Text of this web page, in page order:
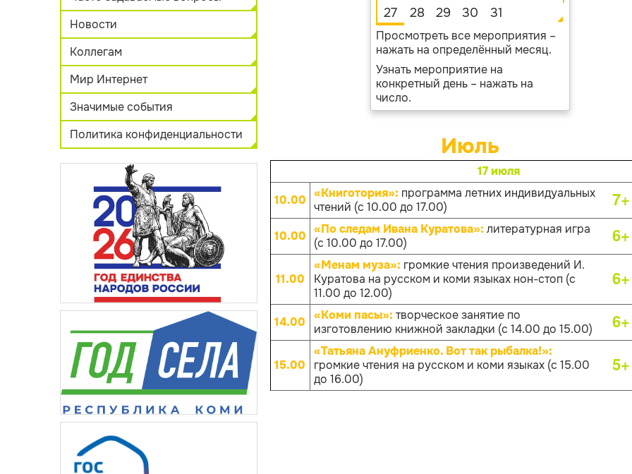
Новости
Коллегам
Мир Интернет
Значимые события
Политика конфиденциальности
27
28 29 30 31
Просмотреть все мероприятия –
нажать на определённый месяц.
Узнать мероприятие на
конкретный день – нажать на
число.
Июль
17 июля
10.00 «Книготория»: программа летних индивидуальных
чтений (с 10.00 до 17.00)
7+
10.00 «По следам Ивана Куратова»: литературная игра
(с 10.00 до 17.00)
6+
11.00
«Менам муза»: громкие чтения произведений И.
Куратова на русском и коми языках нон-стоп (с
11.00 до 12.00)
6+
14.00 «Коми пасы»: творческое занятие по
изготовлению книжной закладки (с 14.00 до 15.00)
6+
15.00
«Татьяна Ануфриенко. Вот так рыбалка!»:
громкие чтения на русском и коми языках (с 15.00
до 16.00)
5+